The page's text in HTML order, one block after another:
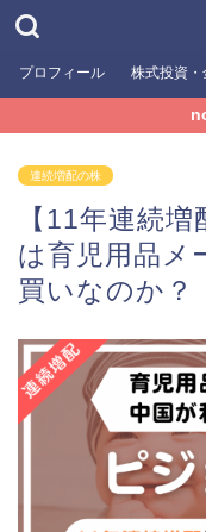
プロフィール 株式投資・
連続増配の株
【11年連続
は育児用品メ
買いなのか？